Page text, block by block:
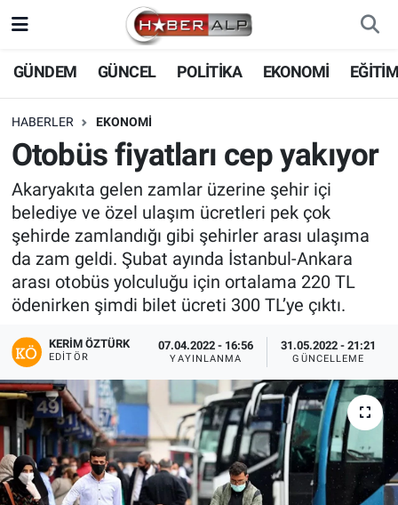
GÜNDEM GÜNCEL POLİTİKA EKONOMİ
HABERLER EKONOMİ
Otobüs fiyatları cep yakıyor
Akaryakıta gelen zamlar üzerine şehir içi
belediye ve özel ulaşım ücretleri pek çok
şehirde zamlandığı gibi şehirler arası ulaşıma
da zam geldi. Şubat ayında İstanbul-Ankara
arası otobüs yolculuğu için ortalama 220 TL
ödenirken şimdi bilet ücreti 300 TL’ye çıktı.
KERIM ÖZTÜRK
EDITÖR
07.04.2022 - 16:56
YAYINLANMA
31.05.2022 - 21:21
GÜNCELLEME
Nöbetçi Eczaneler
Hava Durumu
Trafik Durumu
Süper Lig Puan Durumu ve Fikstür
Tüm Manşetler
Son Dakika Haberleri
Haber Arşivi